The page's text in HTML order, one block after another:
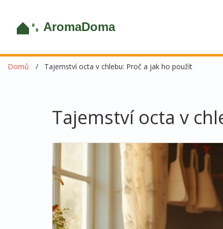
Domů Tajemství octa v chlebu: Proč a jak ho použít
Tajemství octa v